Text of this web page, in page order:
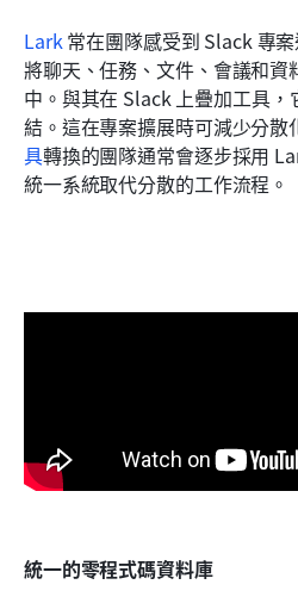
Lark 常在團隊感受到 Slack 專
將聊天、任務、文件、會議和資
中。與其在 Slack 上疊加工具
結。這在專案擴展時可減少分散
具轉換的團隊通常會逐步採用
統一系統取代分散的工作流程。
統一的零程式碼資料庫